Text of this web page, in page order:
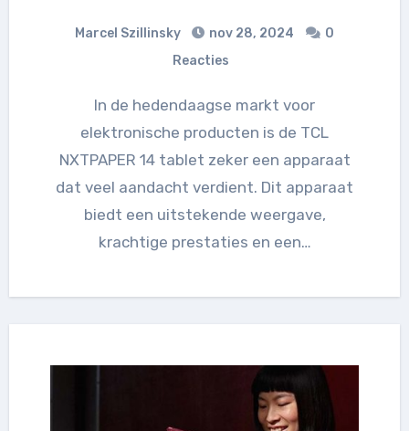
Marcel Szillinsky nov 28, 2024
0
Reacties
In de hedendaagse markt voor
elektronische producten is de TCL
NXTPAPER 14 tablet zeker een apparaat
dat veel aandacht verdient. Dit apparaat
biedt een uitstekende weergave,
krachtige prestaties en een…